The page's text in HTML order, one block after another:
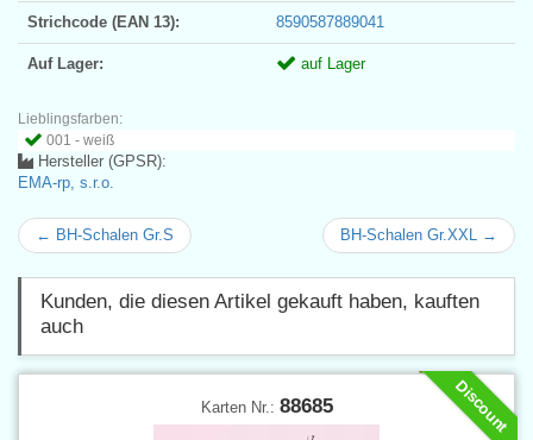
Strichcode (EAN 13): 8590587889041
Auf Lager: auf Lager
Lieblingsfarben:
001 - weiß
Hersteller (GPSR):
EMA-rp, s.r.o.
← BH-Schalen Gr.S BH-Schalen Gr.XXL →
Kunden, die diesen Artikel gekauft haben, kauften
auch
Discount
Karten Nr.: 88685